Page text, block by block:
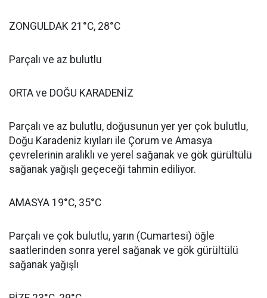
ZONGULDAK 21°C, 28°C
Parçalı ve az bulutlu
ORTA ve DOĞU KARADENİZ
Parçalı ve az bulutlu, doğusunun yer yer çok bulutlu,
Doğu Karadeniz kıyıları ile Çorum ve Amasya
çevrelerinin aralıklı ve yerel sağanak ve gök gürültülü
sağanak yağışlı geçeceği tahmin ediliyor.
AMASYA 19°C, 35°C
Parçalı ve çok bulutlu, yarın (Cumartesi) öğle
saatlerinden sonra yerel sağanak ve gök gürültülü
sağanak yağışlı